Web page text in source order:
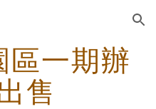
Skip to navigation
區一期辦
售